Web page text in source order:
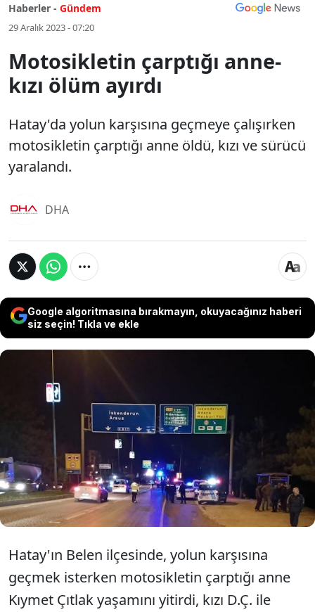
Haberler - Gündem
29 Aralık 2023 - 07:20
Motosikletin çarptığı anne-
kızı ölüm ayırdı
Hatay'da yolun karşısına geçmeye çalışırken
motosikletin çarptığı anne öldü, kızı ve sürücü
yaralandı.
DHA
Google algoritmasına bırakmayın, okuyacağınız haberi
siz seçin! Tıkla ve ekle
Hatay'da yolun karşısına geçmeye
çalışırken motosikletin çarptığı anne
öldü, kızı ve sürücü yaralandı.
Hatay'ın Belen ilçesinde, yolun karşısına
geçmek isterken motosikletin çarptığı anne
Kıymet Çıtlak yaşamını yitirdi, kızı D.Ç. ile